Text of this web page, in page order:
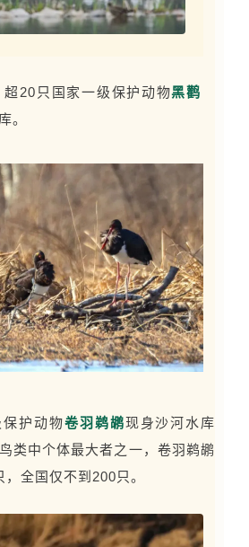
超20只国家一级保护动物黑鹳
。
护动物卷羽鹈鹕现身沙河水库
中个体最大者之一，卷羽鹈鹕
全国仅不到200只。